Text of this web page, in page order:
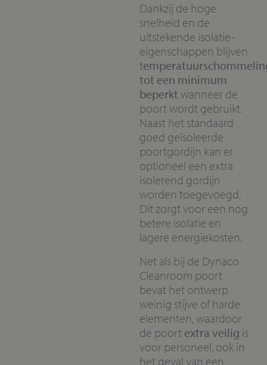
Dankzij de hoge
snelheid en de
uitstekende isolatie-
eigenschappen blijven
t
tot een minimum
beperkt wanneer de
poort wordt gebruikt.
Naast het standaard
goed geïsoleerde
poortgordijn kan er
optioneel een extra
isolerend gordijn
worden toegevoegd.
Dit zorgt voor een nog
betere isolatie en
lagere energiekosten.
Net als bij de Dynaco
Cleanroom poort
bevat het ontwerp
weinig stijve of harde
elementen, waardoor
de poort extra veilig is
voor personeel, ook in
het geval van een